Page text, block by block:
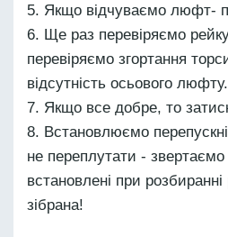
Якщо відчуваємо люфт-
Ще раз перевіряємо
перевіряємо згортання
відсутність осьового люфту.
Якщо все добре, то
Встановлюємо
не переплутати - звертаємо
встановлені при
зібрана!